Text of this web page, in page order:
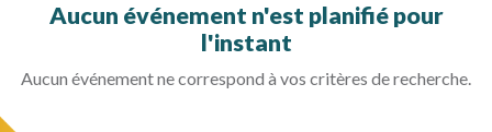
Aucun événement n'est planifié pour
l'instant
Aucun événement ne correspond à vos critères de recherche.